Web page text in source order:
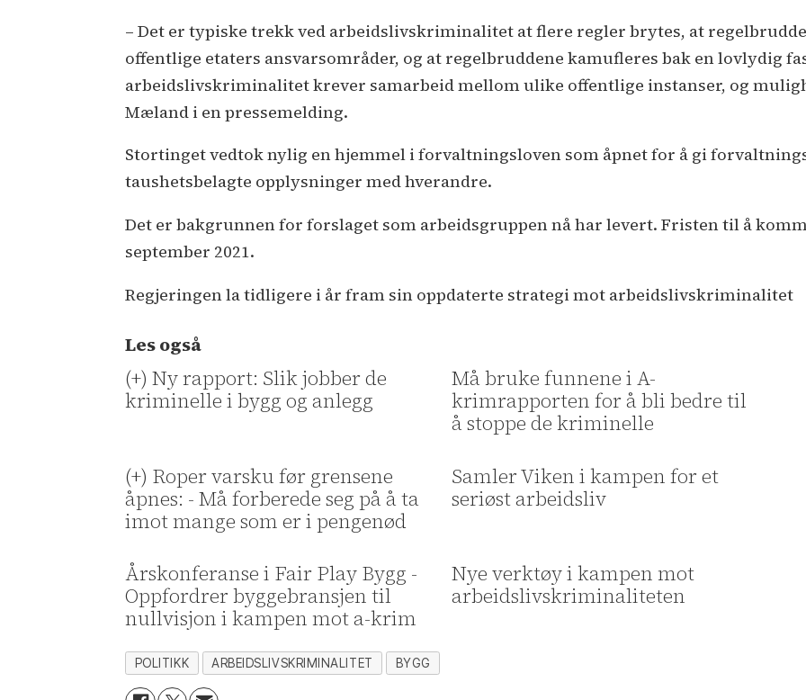
– Det er typiske trekk ved arbeidslivskriminalitet at flere regler brytes, at
offentlige etaters ansvarsområder, og at regelbruddene kamufleres bak en lovlydig
arbeidslivskriminalitet krever samarbeid mellom ulike offentlige instanser, og
Mæland i en pressemelding.
Stortinget vedtok nylig en hjemmel i forvaltningsloven som åpnet for å gi
taushetsbelagte opplysninger med hverandre.
Det er bakgrunnen for forslaget som arbeidsgruppen nå har levert. Fristen til å
september 2021.
Regjeringen la tidligere i år fram sin oppdaterte strategi mot arbeidslivskriminalitet
Les også
(+) Ny rapport: Slik jobber de
kriminelle i bygg og anlegg
Må bruke funnene i A-
krimrapporten for å bli bedre til
å stoppe de kriminelle
(+) Roper varsku før grensene
åpnes: - Må forberede seg på å ta
imot mange som er i pengenød
Samler Viken i kampen for et
seriøst arbeidsliv
Årskonferanse i Fair Play Bygg -
Oppfordrer byggebransjen til
nullvisjon i kampen mot a-krim
Nye verktøy i kampen mot
arbeidslivskriminaliteten
POLITIKK ARBEIDSLIVSKRIMINALITET BYGG